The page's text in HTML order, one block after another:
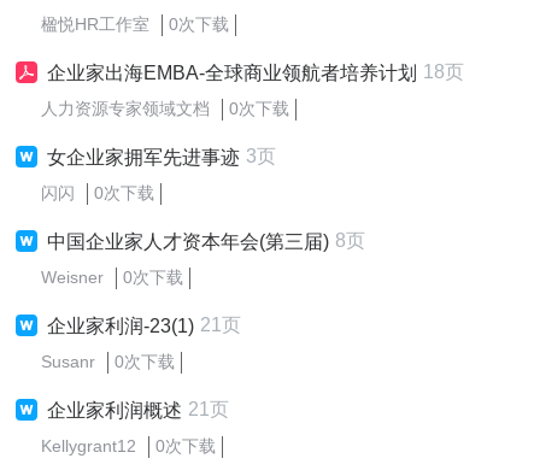
楹悦HR工作室 0次下载
企业家出海EMBA-全球商业领航者培养计划 18页
人力资源专家领域文档 0次下载
女企业家拥军先进事迹 3页
闪闪 0次下载
中国企业家人才资本年会(第三届) 8页
Weisner 0次下载
企业家利润-23(1) 21页
Susanr 0次下载
企业家利润概述 21页
Kellygrant12 0次下载